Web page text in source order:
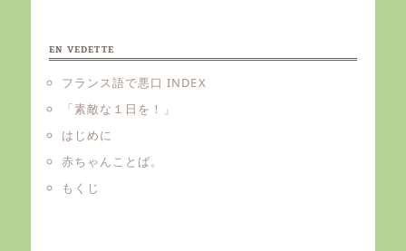
EN VEDETTE
フランス語で悪口 INDEX
「素敵な１日を！」
はじめに
赤ちゃんことば。
もくじ